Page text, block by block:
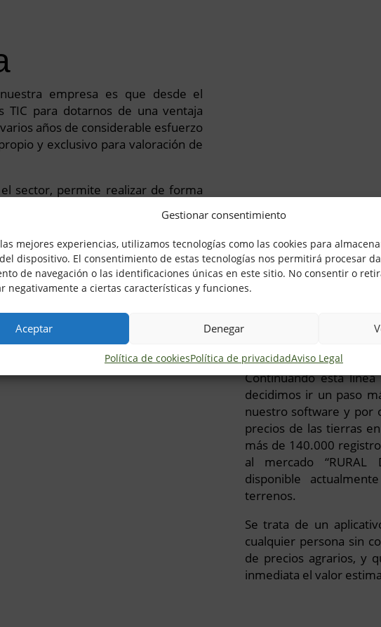
Gestionar consentimiento
mejores experiencias, utilizamos tecnologías como las cookies para
dispositivo. El consentimiento de estas tecnologías nos permitirá procesar
de navegación o las identificaciones únicas en este sitio. No consentir o
negativamente a ciertas características y funciones.
Aceptar Denegar
Política de cookiesPolítica de privacidadAviso Legal
empresa es que desde el
TIC para dotarnos de una ventaja
años de considerable esfuerzo
y exclusivo para valoración de
sector, permite realizar de forma
a nivel absolutamente
está a disposición de todos los
tanto gabinetes de tasación,
autónomos que quieran
actividad profesional.
Nuevos
Continuando esta
decidimos ir un paso
nuestro software y por
precios de las tierras
más de 140.000
al mercado
disponible
terrenos.
Se trata de un
cualquier persona sin
de precios agrarios, y
inmediata el valor